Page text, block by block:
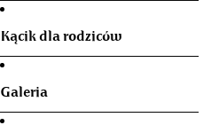
Kącik dla rodziców
Galeria